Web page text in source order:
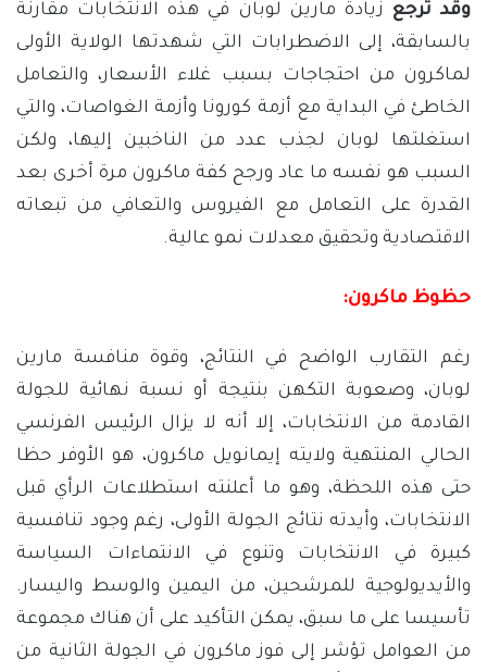
وقد ترجع زيادة مارين لوبان في هذه الانتخابات مقارنة
بالسابقة، إلى الاضطرابات التي شهدتها الولاية الأولى
لماكرون من احتجاجات بسبب غلاء الأسعار، والتعامل
الخاطئ في البداية مع أزمة كورونا وأزمة الغواصات، والتي
استغلتها لوبان لجذب عدد من الناخبين إليها، ولكن
السبب هو نفسه ما عاد ورجح كفة ماكرون مرة أخرى بعد
القدرة على التعامل مع الفيروس والتعافي من تبعاته
الاقتصادية وتحقيق معدلات نمو عالية.
حظوظ ماكرون:
رغم التقارب الواضح في النتائج، وقوة منافسة مارين
لوبان، وصعوبة التكهن بنتيجة أو نسبة نهائية للجولة
القادمة من الانتخابات، إلا أنه لا يزال الرئيس الفرنسي
الحالي المنتهية ولايته إيمانويل ماكرون، هو الأوفر حظا
حتى هذه اللحظة، وهو ما أعلنته استطلاعات الرأي قبل
الانتخابات، وأيدته نتائج الجولة الأولى، رغم وجود تنافسية
كبيرة في الانتخابات وتنوع في الانتماءات السياسة
والأيديولوجية للمرشحين، من اليمين والوسط واليسار.
تأسيسا على ما سبق، يمكن التأكيد على أن هناك مجموعة
من العوامل تؤشر إلى فوز ماكرون في الجولة الثانية من